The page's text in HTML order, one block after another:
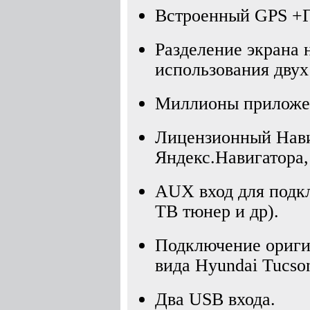
Встроенный GPS
Разделение экрана
использования
Миллионы
Лицензионный
AUX вход для
ТВ тюнер и др).
Подключение
вида Hyundai
Два USB входа.